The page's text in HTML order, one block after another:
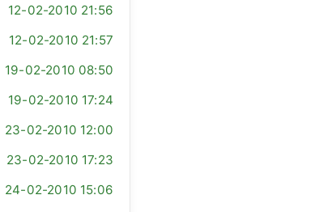
12-02-2010 21:56
12-02-2010 21:57
19-02-2010 08:50
19-02-2010 17:24
23-02-2010 12:00
23-02-2010 17:23
24-02-2010 15:06